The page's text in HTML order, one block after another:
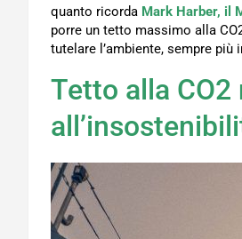
quanto ricorda Mark Harber, il
porre un tetto massimo alla
tutelare l’ambiente, sempre più
Tetto alla